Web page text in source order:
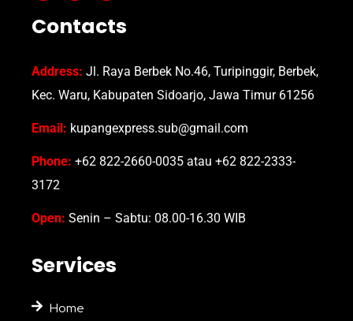
Contacts
Address: Jl. Raya Berbek No.46, Turipinggir, Berbek,
Kec. Waru, Kabupaten Sidoarjo, Jawa Timur 61256
Email: kupangexpress.sub@gmail.com
Phone: +62 822-2660-0035 atau +62 822-2333-
3172
Open: Senin – Sabtu: 08.00-16.30 WIB
Services
Home